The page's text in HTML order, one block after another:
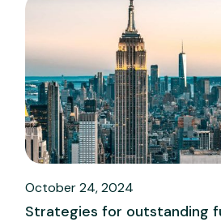
October 24, 2024
Strategies for outstanding